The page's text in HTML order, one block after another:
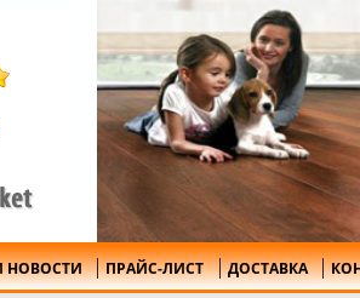
НОВОСТИ ПРАЙС-ЛИСТ ДОСТАВКА